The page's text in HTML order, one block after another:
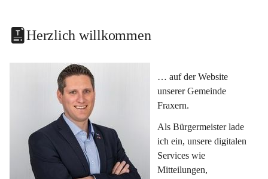
Herzlich willkommen
… auf der Website
unserer Gemeinde
Fraxern.
Als Bürgermeister lade
ich ein, unsere digitalen
Services wie
Mitteilungen,